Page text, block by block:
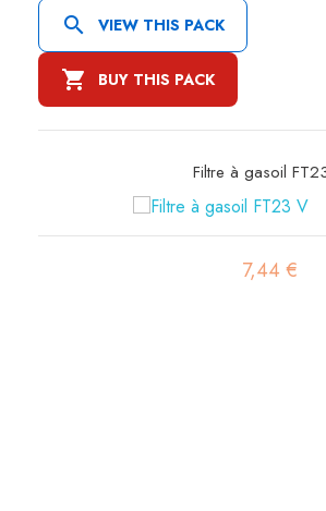
 VIEW THIS PACK
 BUY THIS PACK
Filtre à air primaire
14,33 €